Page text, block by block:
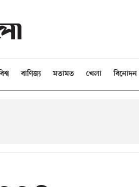
বাণিজ্য মতামত খেলা বিনোদন